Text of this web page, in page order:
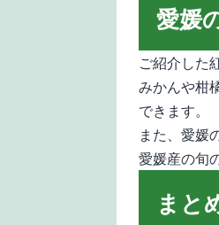
愛媛
ご紹介した
みかんや柑
できます。
また、愛媛
愛媛産の旬
まと